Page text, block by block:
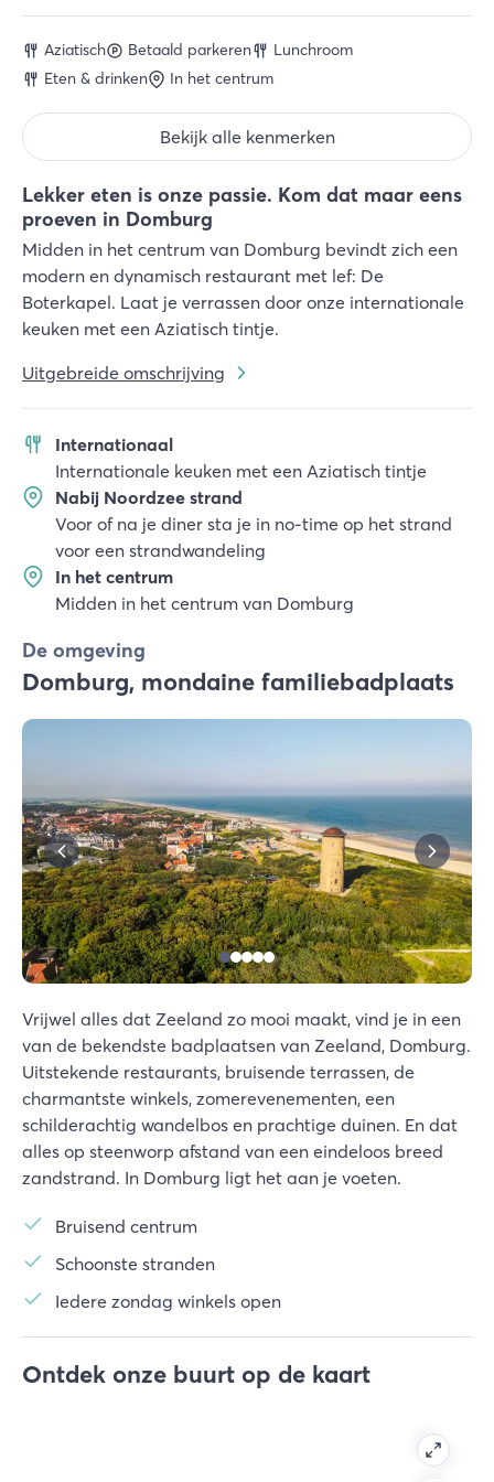
Lekker eten is onze passie. Kom dat maar eens
proeven in Domburg
Midden in het centrum van Domburg bevindt zich een
modern en dynamisch restaurant met lef: De
Boterkapel. Laat je verrassen door onze internationale
keuken met een Aziatisch tintje.
Uitgebreide omschrijving
Internationaal
Internationale keuken met een Aziatisch tintje
Nabij Noordzee strand
Voor of na je diner sta je in no-time op het strand
voor een strandwandeling
In het centrum
Midden in het centrum van Domburg
Aziatisch Betaald parkeren
Lunchroom
Eten & drinken
In het centrum
Bekijk alle kenmerken
De omgeving
Domburg, mondaine familiebadplaats
Vrijwel alles dat Zeeland zo mooi maakt, vind je in een
van de bekendste badplaatsen van Zeeland, Domburg.
Uitstekende restaurants, bruisende terrassen, de
charmantste winkels, zomerevenementen, een
schilderachtig wandelbos en prachtige duinen. En dat
alles op steenworp afstand van een eindeloos breed
zandstrand. In Domburg ligt het aan je voeten.
Bruisend centrum
Schoonste stranden
Iedere zondag winkels open
Ontdek onze buurt op de kaart